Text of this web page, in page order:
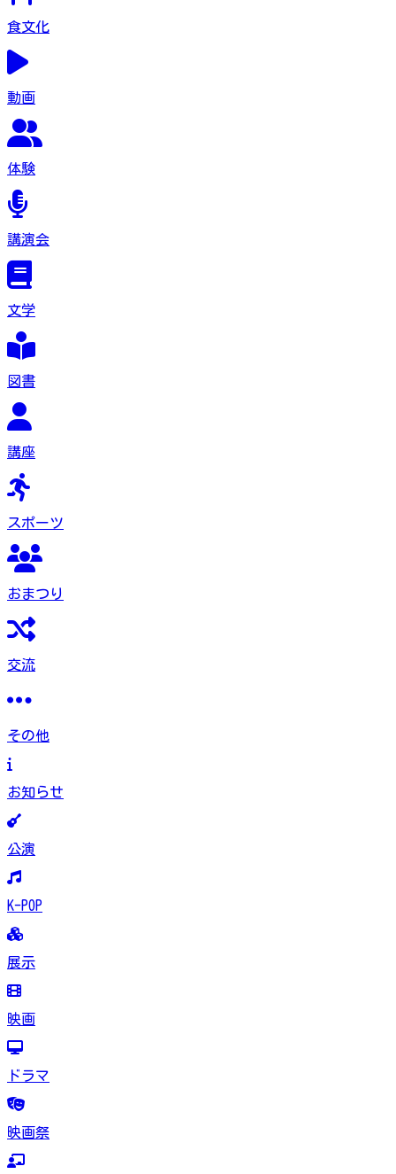
食文化
動画
体験
講演会
文学
図書
講座
スポーツ
おまつり
交流
その他
お知らせ
公演
K-POP
展示
映画
ドラマ
映画祭